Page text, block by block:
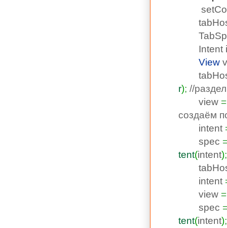
Intent
View
r); //
view =
создаём
intent
spec
tent(intent);
intent
view =
spec
tent(intent);